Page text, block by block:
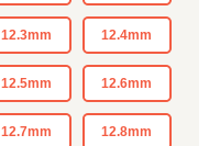
12.3mm 12.4mm
12.5mm 12.6mm
12.7mm 12.8mm